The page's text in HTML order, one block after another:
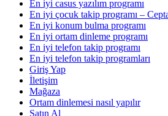
En iyi casus yazılım programı
En iyi çocuk takip programı –
En iyi konum bulma programı
En iyi ortam dinleme programı
En iyi telefon takip programı
En iyi telefon takip programları
Giriş Yap
İletişim
Mağaza
Ortam dinlemesi nasıl yapılır
Satın Al